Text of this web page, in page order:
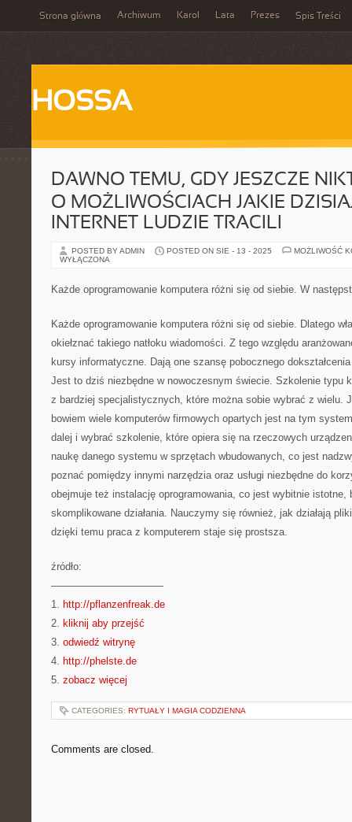
Strona główna Archiwum Karol Lata Prezes Spis Treści
HOSSA
DAWNO TEMU, GDY JESZCZE
O MOŻLIWOŚCIACH JAKIE
INTERNET LUDZIE TRACILI
POSTED BY ADMIN POSTED ON SIE - 13 - 2025
MOŻLIWOŚĆ
WYŁĄCZONA
Każde oprogramowanie komputera różni się od siebie. W
Każde oprogramowanie komputera różni się od siebie. Dlatego
okiełznać takiego natłoku wiadomości. Z tego względu
kursy informatyczne. Dają one szansę pobocznego
Jest to dziś niezbędne w nowoczesnym świecie. Szkolenie typu
z bardziej specjalistycznych, które można sobie wybrać z wielu.
bowiem wiele komputerów firmowych opartych jest na tym
dalej i wybrać szkolenie, które opiera się na rzeczowych
naukę danego systemu w sprzętach wbudowanych, co jest
poznać pomiędzy innymi narzędzia oraz usługi niezbędne do
obejmuje też instalację oprogramowania, co jest wybitnie istotne,
skomplikowane działania. Nauczymy się również, jak działają
dzięki temu praca z komputerem staje się prostsza.
źródło:
———————————
1. http://pflanzenfreak.de
2. kliknij aby przejść
3. odwiedź witrynę
4. http://phelste.de
5. zobacz więcej
CATEGORIES: RYTUAŁY I MAGIA CODZIENNA
Comments are closed.